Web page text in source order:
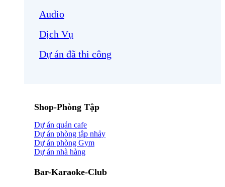
Audio
Dịch Vụ
Dự án đã thi công
Shop-Phòng Tập
Dự án quán cafe
Dự án phòng tập nhảy
Dự án phòng Gym
Dự án nhà hàng
Bar-Karaoke-Club